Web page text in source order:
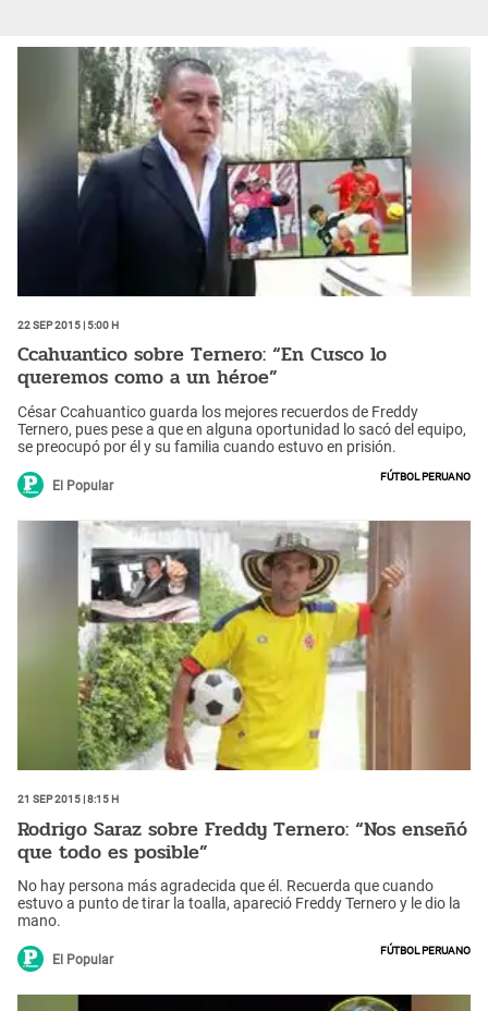
22 Sep 2015 | 5:00 h
Ccahuantico sobre Ternero: “En Cusco lo
queremos como a un héroe”
César Ccahuantico guarda los mejores recuerdos de Freddy
Ternero, pues pese a que en alguna oportunidad lo sacó del equipo,
se preocupó por él y su familia cuando estuvo en prisión.
El Popular
Fútbol peruano
21 Sep 2015 | 8:15 h
Rodrigo Saraz sobre Freddy Ternero: “Nos enseñó
que todo es posible”
No hay persona más agradecida que él. Recuerda que cuando
estuvo a punto de tirar la toalla, apareció Freddy Ternero y le dio la
mano.
El Popular
Fútbol peruano